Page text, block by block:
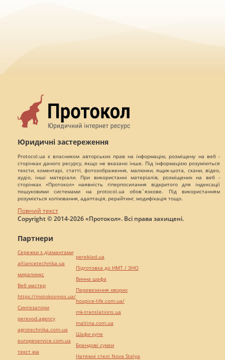
Юридичні застереження
Protocol.ua є власником авторських прав на інформацію, розміщену на веб -
сторінках даного ресурсу, якщо не вказано інше. Під інформацією розуміються
тексти, коментарі, статті, фотозображення, малюнки, ящик-шота, скани, відео,
аудіо, інші матеріали. При використанні матеріалів, розміщених на веб -
сторінках «Протокол» наявність гіперпосилання відкритого для індексації
пошуковими системами на protocol.ua обов`язкове. Під використанням
розуміється копіювання, адаптація, рерайтинг, модифікація тощо.
Повний текст
Copyright © 2014-2026 «Протокол». Всі права захищені.
Партнери
Сережки з діамантами
alliancetechnika.ua
миралинкс
Веб мастер
https://motokosmos.ua/
Синтезатори
perevod.agency
agrotechnika.com.ua
europeservice.com.ua
текст юа
pereklad.ua
Підготовка до НМТ / ЗНО
Винна шафа
Перевезення хворих
hospice-life.com.ua/
mk-translations.ua
maltina.com.ua
Шафи купе
Брендові сумки
Натяжні стелі Nova Stelya